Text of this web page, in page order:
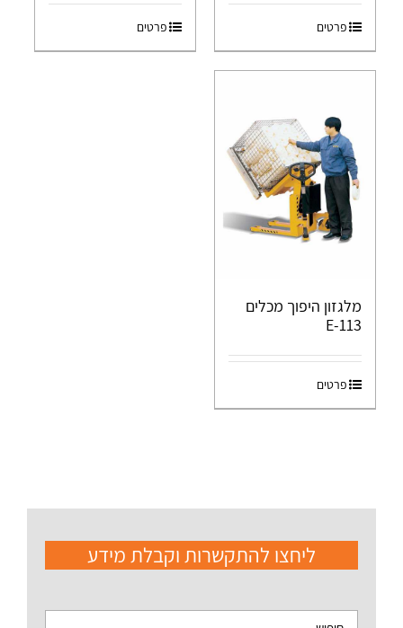
פרטים פרטים
מלגזון היפוך מכלים
E-113
פרטים
ליחצו להתקשרות וקבלת מידע